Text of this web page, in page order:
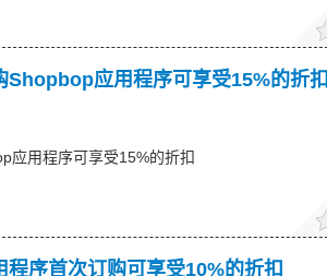
应用程序可享受15%的折扣
应用程序可享受15%的折扣
序首次订购可享受10%的折扣